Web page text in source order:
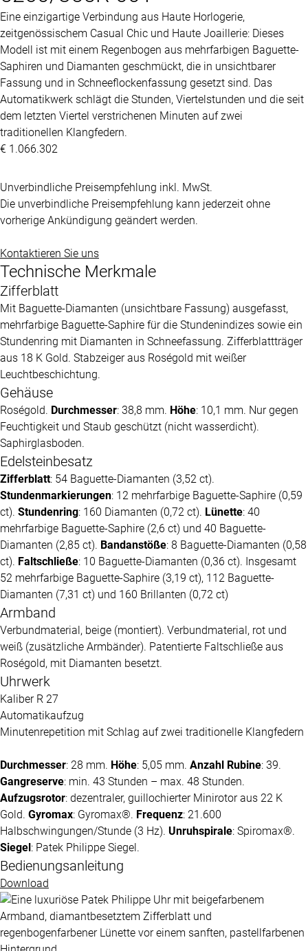
Eine einzigartige Verbindung aus Haute Horlogerie,
zeitgenössischem Casual Chic und Haute Joaillerie: Dieses
Modell ist mit einem Regenbogen aus mehrfarbigen Baguette-
Saphiren und Diamanten geschmückt, die in unsichtbarer
Fassung und in Schneeflockenfassung gesetzt sind. Das
Automatikwerk schlägt die Stunden, Viertelstunden und die seit
dem letzten Viertel verstrichenen Minuten auf zwei
traditionellen Klangfedern.
€ 1.066.302
Unverbindliche Preisempfehlung inkl. MwSt.
Die unverbindliche Preisempfehlung kann jederzeit ohne
vorherige Ankündigung geändert werden.
Kontaktieren Sie uns
Technische Merkmale
Zifferblatt
Mit Baguette-Diamanten (unsichtbare Fassung) ausgefasst,
mehrfarbige Baguette-Saphire für die Stundenindizes sowie ein
Stundenring mit Diamanten in Schneefassung. Zifferblattträger
aus 18 K Gold. Stabzeiger aus Roségold mit weißer
Leuchtbeschichtung.
Gehäuse
Roségold. Durchmesser: 38,8 mm. Höhe: 10,1 mm. Nur gegen
Feuchtigkeit und Staub geschützt (nicht wasserdicht).
Saphirglasboden.
Edelsteinbesatz
Zifferblatt: 54 Baguette-Diamanten (3,52 ct).
Stundenmarkierungen: 12 mehrfarbige Baguette-Saphire (0,59
ct). Stundenring: 160 Diamanten (0,72 ct). Lünette: 40
mehrfarbige Baguette-Saphire (2,6 ct) und 40 Baguette-
Diamanten (2,85 ct). Bandanstöße: 8 Baguette-Diamanten (0,58
ct). Faltschließe: 10 Baguette-Diamanten (0,36 ct). Insgesamt
52 mehrfarbige Baguette-Saphire (3,19 ct), 112 Baguette-
Diamanten (7,31 ct) und 160 Brillanten (0,72 ct)
Armband
Verbundmaterial, beige (montiert). Verbundmaterial, rot und
weiß (zusätzliche Armbänder). Patentierte Faltschließe aus
Roségold, mit Diamanten besetzt.
Uhrwerk
Kaliber R 27
Automatikaufzug
Minutenrepetition mit Schlag auf zwei traditionelle Klangfedern
Durchmesser: 28 mm. Höhe: 5,05 mm. Anzahl Rubine: 39.
Gangreserve: min. 43 Stunden – max. 48 Stunden.
Aufzugsrotor: dezentraler, guillochierter Minirotor aus 22 K
Gold. Gyromax: Gyromax®. Frequenz: 21.600
Halbschwingungen/Stunde (3 Hz). Unruhspirale: Spiromax®.
Siegel: Patek Philippe Siegel.
Bedienungsanleitung
Download